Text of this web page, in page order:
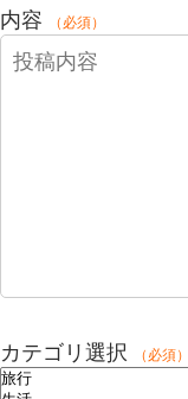
内容 （必須）
カテゴリ選択 （必須）